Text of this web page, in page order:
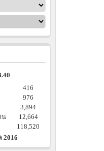
416
976
3,894
น
12,664
118,520
2016